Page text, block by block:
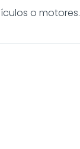
o motores.